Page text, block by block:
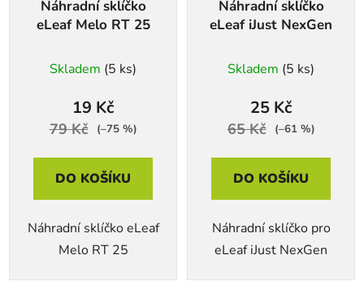
Náhradní sklíčko
eLeaf Melo RT 25
Skladem (5 ks)
19 Kč
79 Kč (–75 %)
DO KOŠÍKU
Náhradní sklíčko eLeaf
Melo RT 25
Náhradní sklíčko
eLeaf iJust NexGen
Skladem (5 ks)
25 Kč
65 Kč (–61 %)
DO KOŠÍKU
Náhradní sklíčko pro
eLeaf iJust NexGen